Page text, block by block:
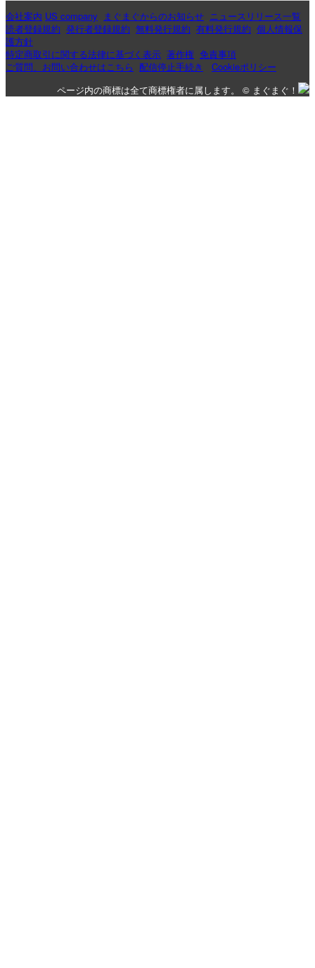
会社案内 US company まぐまぐからのお知らせ ニュースリリース一覧
読者登録規約 発行者登録規約 無料発行規約 有料発行規約 個人情報保
護方針
特定商取引に関する法律に基づく表示 著作権 免責事項
ご質問、お問い合わせはこちら 配信停止手続き
Cookieポリシー
ページ内の商標は全て商標権者に属します。 © まぐまぐ！